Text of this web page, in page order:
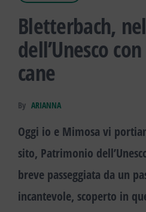
Bletterbach,
dell’Unesco
cane
By ARIANNA
Oggi io e Mimosa vi
sito, Patrimonio
breve passeggiata da un
incantevole, scoperto in